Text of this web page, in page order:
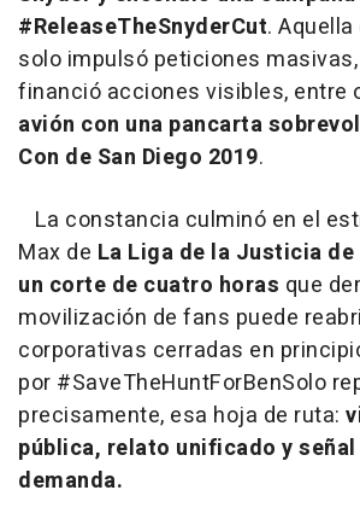
#ReleaseTheSnyderCut.
solo impulsó peticiones
financió acciones visibles, entre
avión con una pancarta
Con de San Diego 2019.
La constancia culminó en el
Max de La Liga de la Justicia de
un corte de cuatro horas que
movilización de fans puede
corporativas cerradas en
por #SaveTheHuntForBenSolo
precisamente, esa hoja de ruta:
pública, relato unificado y
demanda.